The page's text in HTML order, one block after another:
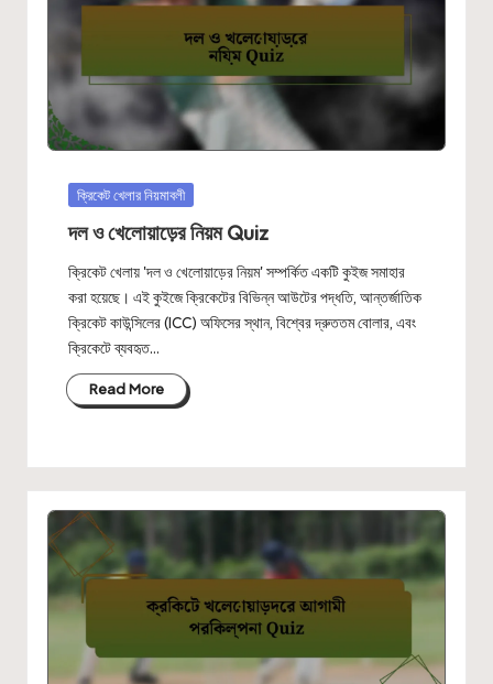
Posted
ক্রিকেট খেলার নিয়মাবলী
দল ও খেলোয়াড়ের নিয়ম Quiz
ক্রিকেট খেলায় 'দল ও খেলোয়াড়ের নিয়ম' সম্পর্কিত একটি কুইজ সমাহার
করা হয়েছে। এই কুইজে ক্রিকেটের বিভিন্ন আউটের পদ্ধতি, আন্তর্জাতিক
ক্রিকেট কাউন্সিলের (ICC) অফিসের স্থান, বিশ্বের দ্রুততম বোলার, এবং
ক্রিকেটে ব্যবহৃত…
Read More